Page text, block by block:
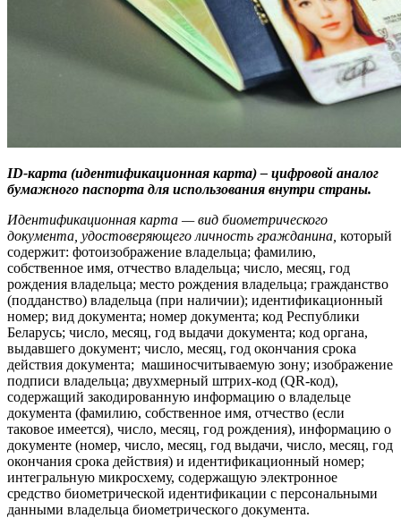
ID-карта (идентификационная карта) – цифровой аналог
бумажного паспорта для использования внутри страны.
Идентификационная карта — вид биометрического
документа, удостоверяющего личность гражданина, который
содержит: фотоизображение владельца; фамилию,
собственное имя, отчество владельца; число, месяц, год
рождения владельца; место рождения владельца; гражданство
(подданство) владельца (при наличии); идентификационный
номер; вид документа; номер документа; код Республики
Беларусь; число, месяц, год выдачи документа; код органа,
выдавшего документ; число, месяц, год окончания срока
действия документа; машиносчитываемую зону; изображение
подписи владельца; двухмерный штрих-код (QR-код),
содержащий закодированную информацию о владельце
документа (фамилию, собственное имя, отчество (если
таковое имеется), число, месяц, год рождения), информацию о
документе (номер, число, месяц, год выдачи, число, месяц, год
окончания срока действия) и идентификационный номер;
интегральную микросхему, содержащую электронное
средство биометрической идентификации с персональными
данными владельца биометрического документа.